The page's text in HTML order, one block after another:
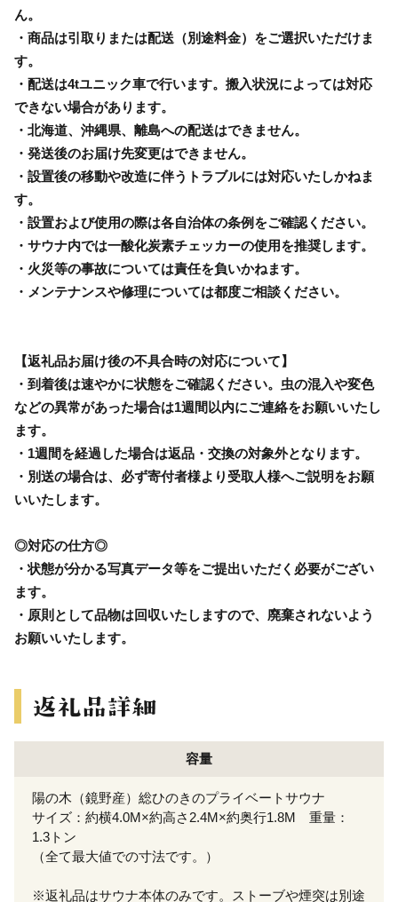
ん。
・商品は引取りまたは配送（別途料金）をご選択いただけま
す。
・配送は4tユニック車で行います。搬入状況によっては対応
できない場合があります。
・北海道、沖縄県、離島への配送はできません。
・発送後のお届け先変更はできません。
・設置後の移動や改造に伴うトラブルには対応いたしかねま
す。
・設置および使用の際は各自治体の条例をご確認ください。
・サウナ内では一酸化炭素チェッカーの使用を推奨します。
・火災等の事故については責任を負いかねます。
・メンテナンスや修理については都度ご相談ください。
【返礼品お届け後の不具合時の対応について】
・到着後は速やかに状態をご確認ください。虫の混入や変色
などの異常があった場合は1週間以内にご連絡をお願いいたし
ます。
・1週間を経過した場合は返品・交換の対象外となります。
・別送の場合は、必ず寄付者様より受取人様へご説明をお願
いいたします。
◎対応の仕方◎
・状態が分かる写真データ等をご提出いただく必要がござい
ます。
・原則として品物は回収いたしますので、廃棄されないよう
お願いいたします。
容量
陽の木（鏡野産）総ひのきのプライベートサウナ
サイズ：約横4.0M×約高さ2.4M×約奥行1.8M 重量：
1.3トン
（全て最大値での寸法です。）
※返礼品はサウナ本体のみです。ストーブや煙突は別途